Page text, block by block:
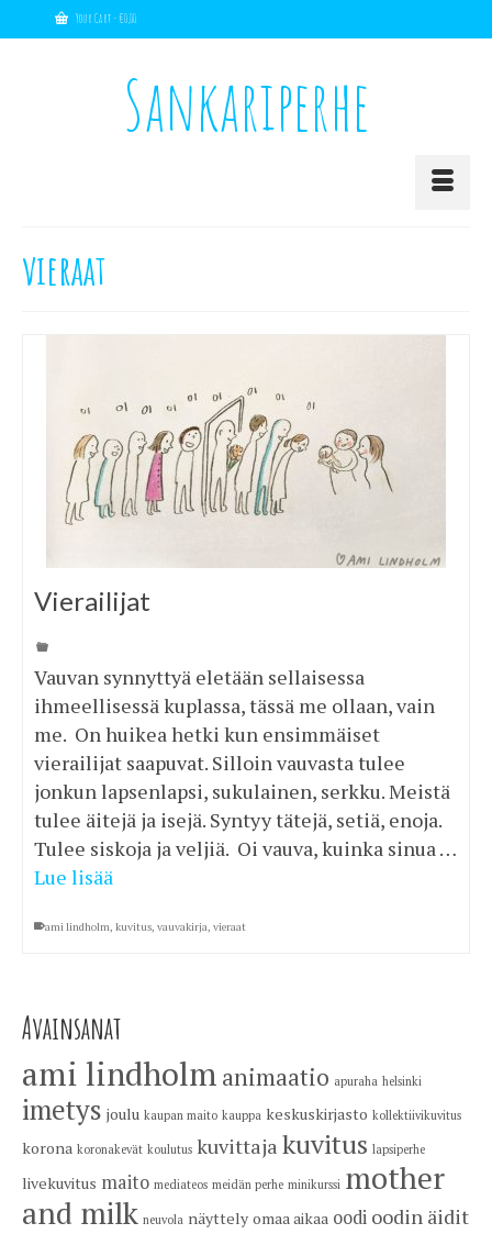
Your Cart-€0,00
Sankariperhe
vieraat
Vierailijat
Vauvan synnyttyä eletään sellaisessa
ihmeellisessä kuplassa, tässä me ollaan, vain
me. On huikea hetki kun ensimmäiset
vierailijat saapuvat. Silloin vauvasta tulee
jonkun lapsenlapsi, sukulainen, serkku. Meistä
tulee äitejä ja isejä. Syntyy tätejä, setiä, enoja.
Tulee siskoja ja veljiä. Oi vauva, kuinka sinua …
Lue lisää
ami lindholm, kuvitus, vauvakirja, vieraat
Avainsanat
ami lindholm animaatio apuraha helsinki
imetys joulu kaupan maito kauppa keskuskirjasto kollektiivikuvitus
korona koronakevät koulutus kuvittaja kuvitus lapsiperhe
livekuvitus maito mediateos meidän perhe minikurssi mother
and milk neuvola näyttely omaa aikaa oodi oodin äidit